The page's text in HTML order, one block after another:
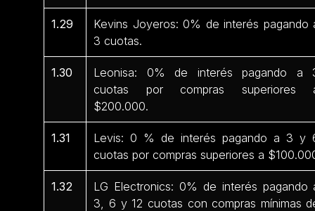
1.29
Kevins Joyeros: 0% de interés pagando
3 cuotas.
1.30
Leonisa: 0% de interés pagando a
cuotas por compras superiores
$200.000.
1.31
Levis: 0 % de interés pagando a 3 y
cuotas por compras superiores a
1.32
LG Electronics: 0% de interés pagando
3, 6 y 12 cuotas con compras mínimas